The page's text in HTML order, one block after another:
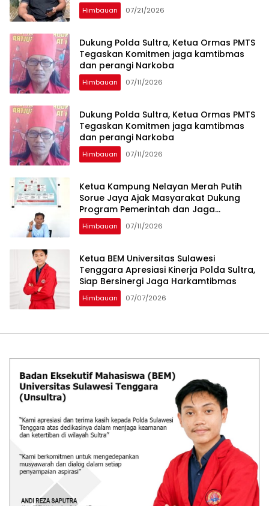
Himbauan 07/21/2026
Dukung Polda Sultra, Ketua Ormas PMTS
Tegaskan Komitmen jaga kamtibmas
dan perangi Narkoba
Himbauan 07/11/2026
Dukung Polda Sultra, Ketua Ormas PMTS
Tegaskan Komitmen jaga kamtibmas
dan perangi Narkoba
Himbauan 07/11/2026
Ketua Kampung Nelayan Merah Putih
Sorue Jaya Ajak Masyarakat Dukung
Program Pemerintah dan Jaga
Kelestarian Laut
Himbauan 07/11/2026
Ketua BEM Universitas Sulawesi
Tenggara Apresiasi Kinerja Polda Sultra,
Siap Bersinergi Jaga Harkamtibmas
Himbauan 07/07/2026